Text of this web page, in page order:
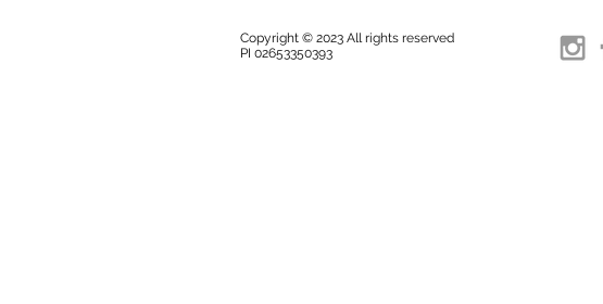
Copyright © 2023 All rights reserved
PI 02653350393